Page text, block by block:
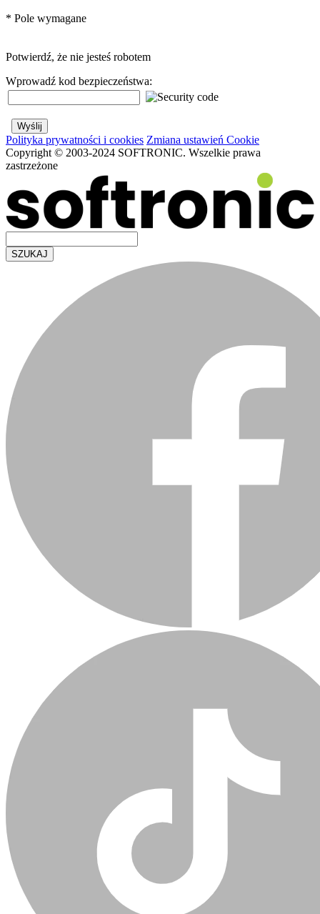
* Pole wymagane
Potwierdź, że nie jesteś robotem
Wprowadź kod bezpieczeństwa:
Polityka prywatności i cookies Zmiana ustawień Cookie
Copyright © 2003-2024 SOFTRONIC. Wszelkie prawa
zastrzeżone